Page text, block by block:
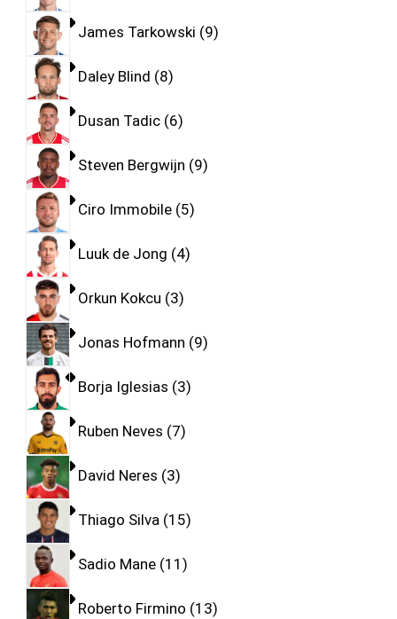
James Tarkowski 9
Daley Blind 8
Dusan Tadic 6
Steven Bergwijn 9
Ciro Immobile 5
Luuk de Jong 4
Orkun Kokcu 3
Jonas Hofmann 9
Borja Iglesias 3
Ruben Neves 7
David Neres 3
Thiago Silva 15
Sadio Mane 11
Roberto Firmino 13